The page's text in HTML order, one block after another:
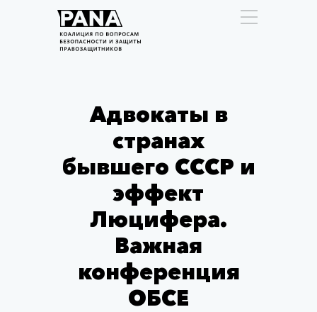
Адвокаты в
странах
бывшего СССР и
эффект
Люцифера.
Важная
конференция
ОБСЕ